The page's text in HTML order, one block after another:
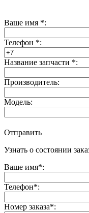
Ваше имя *:
Телефон *:
Название запчасти *:
Производитель:
Модель:
Отправить
Узнать о состоянии
Ваше имя*:
Телефон*:
Номер заказа*: